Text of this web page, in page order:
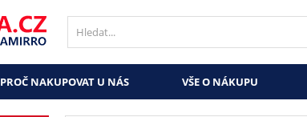
PROČ NAKUPOVAT U NÁS VŠE O NÁKUPU